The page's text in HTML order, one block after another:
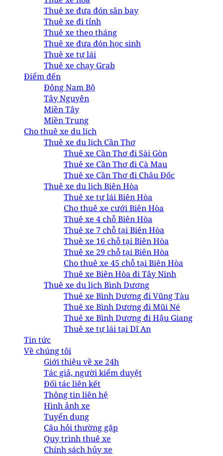
Thuê xe đưa đón sân bay
Thuê xe đi tỉnh
Thuê xe theo tháng
Thuê xe đưa đón học sinh
Thuê xe tự lái
Thuê xe chạy Grab
Điểm đến
Đông Nam Bộ
Tây Nguyên
Miền Tây
Miền Trung
Cho thuê xe du lịch
Thuê xe du lịch Cần Thơ
Thuê xe Cần Thơ đi Sài Gòn
Thuê xe Cần Thơ đi Cà Mau
Thuê xe Cần Thơ đi Châu Đốc
Thuê xe du lịch Biên Hòa
Thuê xe tự lái Biên Hòa
Cho thuê xe cưới Biên Hòa
Thuê xe 4 chỗ Biên Hòa
Thuê xe 7 chỗ tại Biên Hòa
Thuê xe 16 chỗ tại Biên Hòa
Thuê xe 29 chỗ tại Biên Hòa
Cho thuê xe 45 chỗ tại Biên Hòa
Thuê xe Biên Hòa đi Tây Ninh
Thuê xe du lịch Bình Dương
Thuê xe Bình Dương đi Vũng Tàu
Thuê xe Bình Dương đi Mũi Né
Thuê xe Bình Dương đi Hậu Giang
Thuê xe tự lái tại Dĩ An
Tin tức
Về chúng tôi
Giới thiệu về xe 24h
Tác giả, người kiểm duyệt
Đối tác liên kết
Thông tin liên hệ
Hình ảnh xe
Tuyển dụng
Câu hỏi thường gặp
Quy trình thuê xe
Chính sách hủy xe